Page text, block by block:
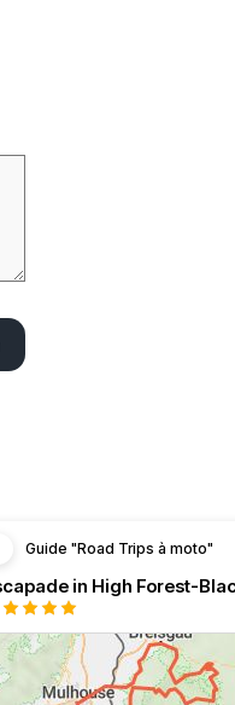
Guide "Road Trips à moto"
in High Forest-